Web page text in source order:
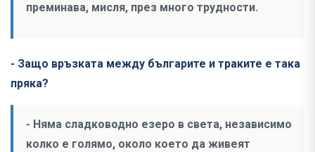
преминава, мисля, през много трудности.
- Защо връзката между българите и траките е така
пряка?
- Няма сладководно езеро в света, независимо
колко е голямо, около което да живеят